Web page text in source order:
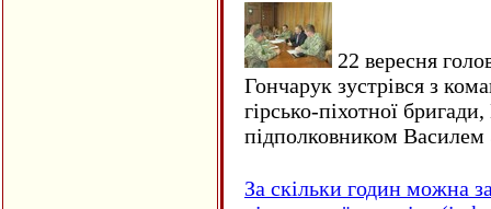
22 вересня
Гончарук зустрівся з
гірсько-піхотної
підполковником
За скільки годин можна